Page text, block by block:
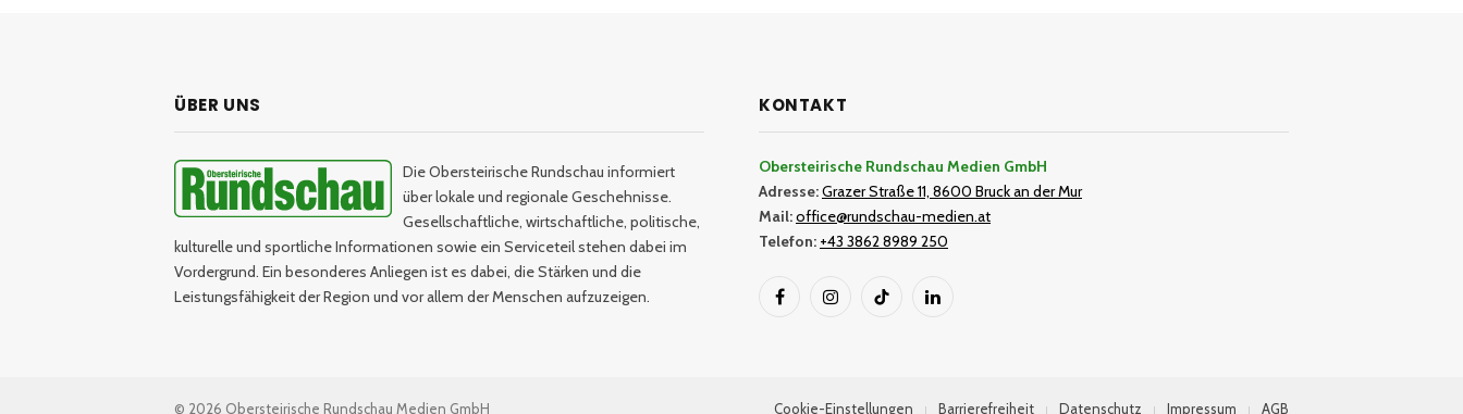
ÜBER UNS
Die Obersteirische Rundschau informiert
über lokale und regionale Geschehnisse.
Gesellschaftliche, wirtschaftliche, politische,
kulturelle und sportliche Informationen sowie ein Serviceteil stehen dabei im
Vordergrund. Ein besonderes Anliegen ist es dabei, die Stärken und die
Leistungsfähigkeit der Region und vor allem der Menschen aufzuzeigen.
KONTAKT
Obersteirische Rundschau Medien GmbH
Adresse:Grazer Straße 11, 8600 Bruck an der Mur
Mail:office@rundschau-medien.at
Telefon: +43 3862 8989 250
FacebookInstagramTikTok LinkedIn
© 2026 Obersteirische Rundschau Medien GmbH Cookie-Einstellungen Barrierefreiheit Datenschutz Impressum AGB